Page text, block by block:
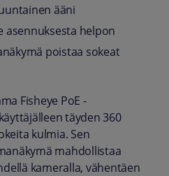
ääni
asennuksesta helpon
poistaa sokeat
Fisheye PoE -
täyden 360
kulmia. Sen
mahdollistaa
kameralla, vähentäen